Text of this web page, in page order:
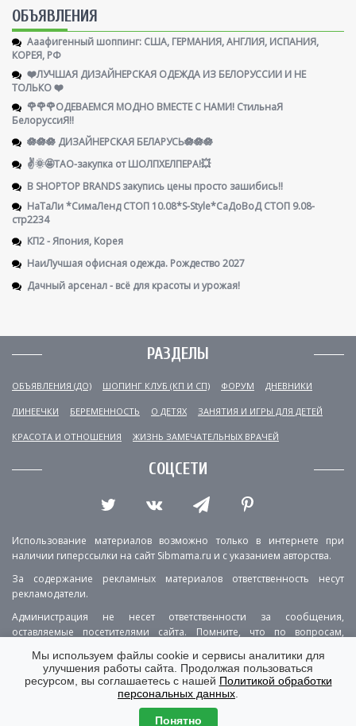
ОБЪЯВЛЕНИЯ
Ааафигенный шоппинг: США, ГЕРМАНИЯ, АНГЛИЯ, ИСПАНИЯ,
КОРЕЯ, РФ
❤️ЛУЧШАЯ ДИЗАЙНЕРСКАЯ ОДЕЖДА ИЗ БЕЛОРУССИИ И НЕ
ТОЛЬКО ❤️
🌹🌹🌹ОДЕВАЕМСЯ МОДНО ВМЕСТЕ С НАМИ! СтильнаЯ
БелоруссиЯ‼
🪷🪷🪷 ДИЗАЙНЕРСКАЯ БЕЛАРУСЬ🪷🪷🪷
✌️🌞🤩ТАО-закупка от ШОЛПХЕЛПЕРА!💥
В SHOPTOP BRANDS закупись цены просто зашибись!!
НаТаЛи *СимаЛенд СТОП 10.08*S-Style*СаДоВоД СТОП 9.08-
стр2234
КП2 - Япония, Корея
НаиЛучшая офисная одежда. Рождество 2027
Дачный арсенал - всё для красоты и урожая!
РАЗДЕЛЫ
ОБЪЯВЛЕНИЯ (ДО) ШОПИНГ КЛУБ (КП И СП) ФОРУМ ДНЕВНИКИ
ЛИНЕЕЧКИ БЕРЕМЕННОСТЬ О ДЕТЯХ ЗАНЯТИЯ И ИГРЫ ДЛЯ ДЕТЕЙ
КРАСОТА И ОТНОШЕНИЯ ЖИЗНЬ ЗАМЕЧАТЕЛЬНЫХ ВРАЧЕЙ
СОЦСЕТИ
Использование материалов возможно только в интернете при
наличии гиперссылки на сайт Sibmama.ru и с указанием авторства.
За содержание рекламных материалов ответственность несут
рекламодатели.
Администрация не несет ответственности за сообщения,
оставляемые посетителями сайта. Помните, что по вопросам,
РЕКЛАМА О ПРОЕКТЕ
КОНТАКТЫ
ПОЛИТИКА КОНФИДЕНЦИАЛЬНОСТИ
ВЕРСИЯ ДЛЯ КОМПЬЮТЕРА
Мы используем файлы cookie и сервисы аналитики для
улучшения работы сайта. Продолжая пользоваться
ресурсом, вы соглашаетесь с нашей Политикой обработки
персональных данных
Понятно